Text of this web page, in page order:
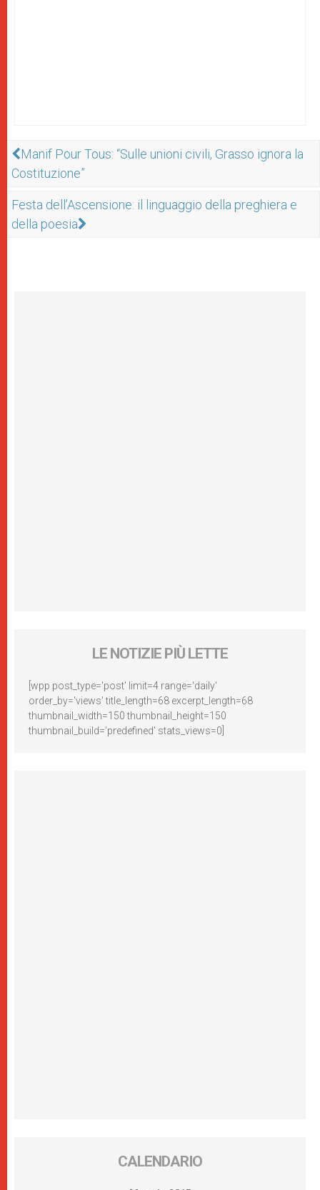
Manif Pour Tous: “Sulle unioni civili, Grasso ignora la
Costituzione”
Festa dell’Ascensione: il linguaggio della preghiera e
della poesia
LE NOTIZIE PIÙ LETTE
[wpp post_type='post' limit=4 range='daily'
order_by='views' title_length=68 excerpt_length=68
thumbnail_width=150 thumbnail_height=150
thumbnail_build='predefined' stats_views=0]
CALENDARIO